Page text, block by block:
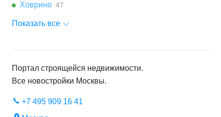
Ховрино 47
Показать все
Портал строящейся недвижимости.
Все новостройки Москвы.
+7 495 909 16 41